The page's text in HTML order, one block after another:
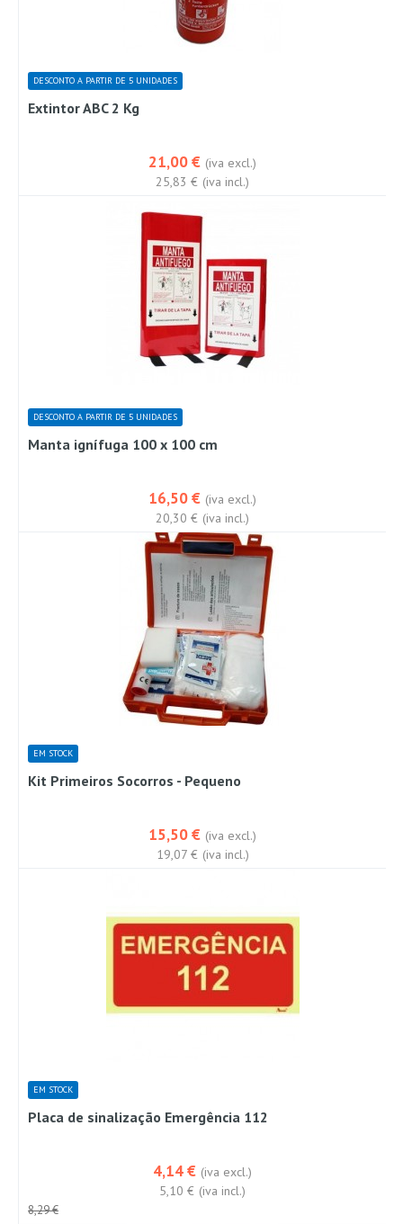
DESCONTO A PARTIR DE 5 UNIDADES
Extintor ABC 2 Kg
21,00 € (iva excl.)
25,83 € (iva incl.)
DESCONTO A PARTIR DE 5 UNIDADES
Manta ignífuga 100 x 100 cm
16,50 € (iva excl.)
20,30 € (iva incl.)
EM STOCK
Kit Primeiros Socorros - Pequeno
15,50 € (iva excl.)
19,07 € (iva incl.)
EM STOCK
Placa de sinalização Emergência 112
4,14 € (iva excl.)
5,10 € (iva incl.)
8,29 €